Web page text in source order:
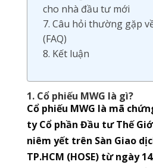
cho nhà đầu tư mới
7. Câu hỏi thường gặp
(FAQ)
8. Kết luận
1. Cổ phiếu MWG là gì?
Cổ phiếu MWG là mã
ty Cổ phần Đầu tư Thế
niêm yết trên Sàn Giao
TP.HCM (HOSE) từ ngày